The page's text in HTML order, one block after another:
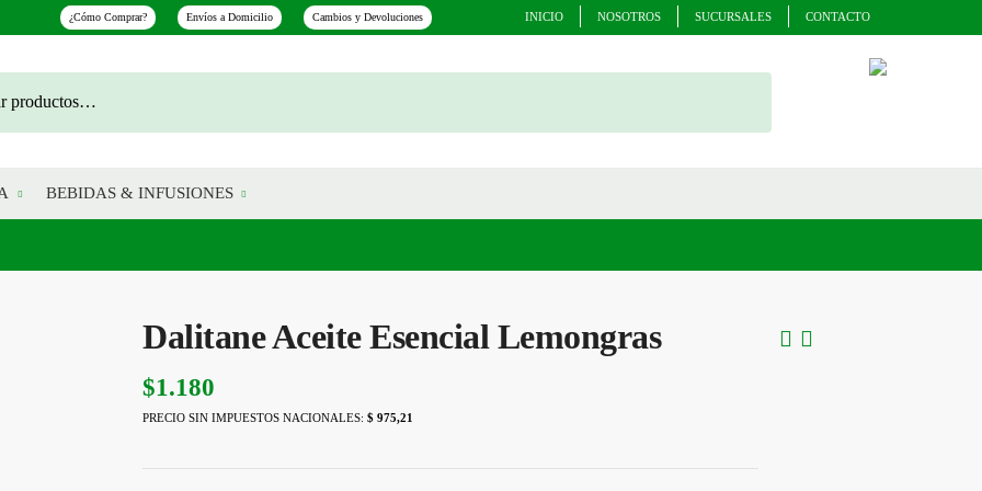
¿Cómo Comprar? Envíos a Domicilio Cambios y Devoluciones INICIO NOSOTROS SUCURSALES CONTACTO
BEBIDAS & INFUSIONES
Dalitane Aceite Esencial Lemongras
$1.180
PRECIO SIN IMPUESTOS NACIONALES:$ 975,21